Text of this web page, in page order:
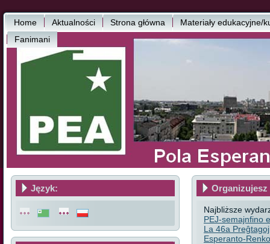
Home Aktualności Strona główna
Materiały edukacyjne/
Fanimani
Język: Organizujesz
Najbliższe
PEJ-semajnfino
La 46a
Esperanto-